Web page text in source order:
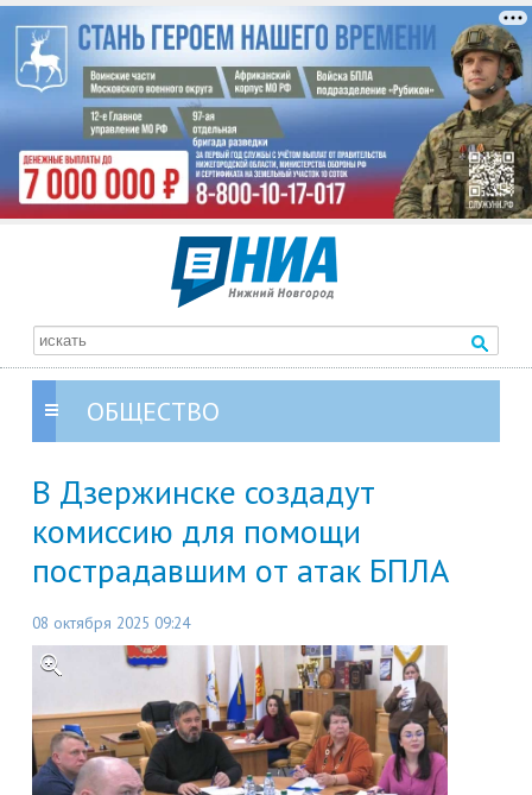
ОБЩЕСТВО
В Дзержинске создадут
комиссию для помощи
пострадавшим от атак БПЛА
08 октября 2025 09:24